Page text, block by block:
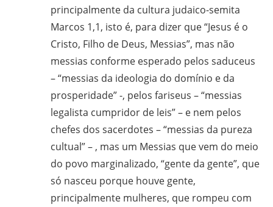
Educação
FAE/UFMG;
assessor
principalmente da cultura judaico-semita
Marcos 1,1, isto é, para dizer que “Jesus é o
Cristo, Filho de Deus, Messias”, mas não
messias conforme esperado pelos saduceus
– “messias da ideologia do domínio e da
prosperidade” -, pelos fariseus – “messias
legalista cumpridor de leis” – e nem pelos
chefes dos sacerdotes – “messias da pureza
cultual” – , mas um Messias que vem do meio
do povo marginalizado, “gente da gente”, que
só nasceu porque houve gente,
principalmente mulheres, que rompeu com